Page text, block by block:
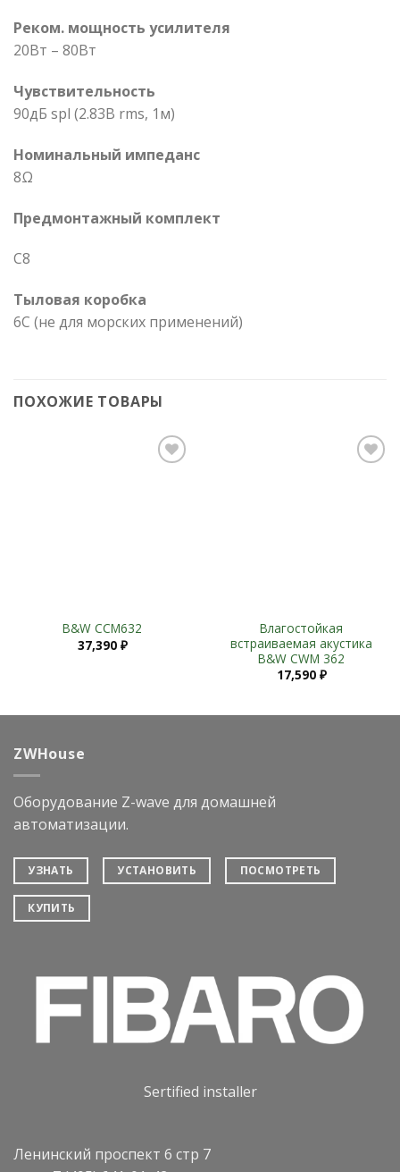
Реком. мощность усилителя
20Вт – 80Вт
Чувствительность
90дБ spl (2.83В rms, 1м)
Номинальный импеданс
8Ω
Предмонтажный комплект
C8
Тыловая коробка
6C (не для морских применений)
ПОХОЖИЕ ТОВАРЫ
B&W CCM632
37,390 ₽
Влагостойкая
встраиваемая акустика
B&W CWM 362
17,590 ₽
ZWHouse
Оборудование Z-wave для домашней
автоматизации.
УЗНАТЬ УСТАНОВИТЬ ПОСМОТРЕТЬ
КУПИТЬ
Sertified installer
Ленинский проспект 6 стр 7